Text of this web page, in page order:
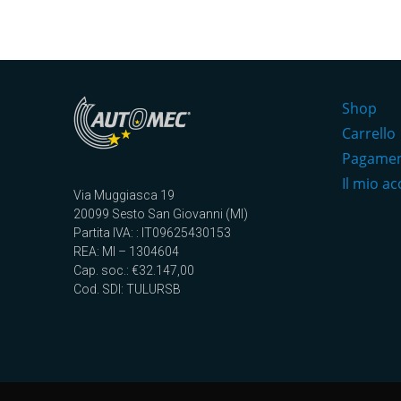
Via Muggiasca 19
20099 Sesto San Giovanni (MI)
Partita IVA: : IT09625430153
REA: MI – 1304604
Cap. soc.: €32.147,00
Cod. SDI: TULURSB
Shop
Carrello
Il mio